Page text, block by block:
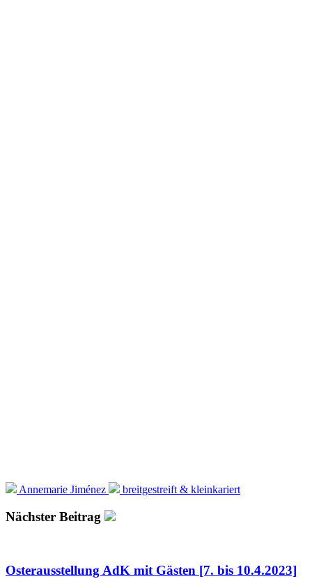
Annemarie Jiménez breitgestreift & kleinkariert
Nächster Beitrag
Osterausstellung AdK mit Gästen [7. bis 10.4.2023]